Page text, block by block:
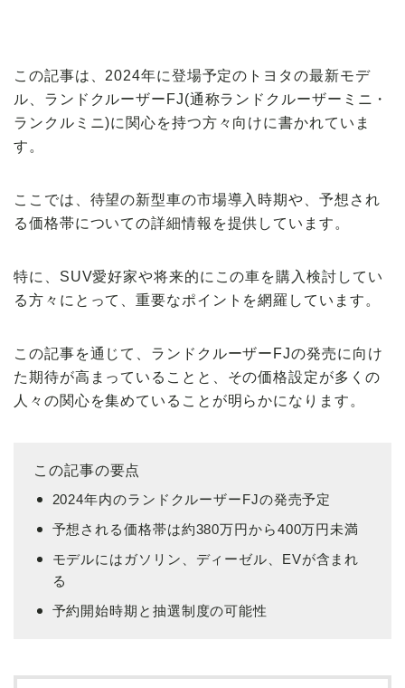
この記事は、2024年に登場予定のトヨタの最新モデ
ル、ランドクルーザーFJ(通称ランドクルーザーミニ・
ランクルミニ)に関心を持つ方々向けに書かれていま
す。
ここでは、待望の新型車の市場導入時期や、予想され
る価格帯についての詳細情報を提供しています。
特に、SUV愛好家や将来的にこの車を購入検討してい
る方々にとって、重要なポイントを網羅しています。
この記事を通じて、ランドクルーザーFJの発売に向け
た期待が高まっていることと、その価格設定が多くの
人々の関心を集めていることが明らかになります。
この記事の要点
2024年内のランドクルーザーFJの発売予定
予想される価格帯は約380万円から400万円未満
モデルにはガソリン、ディーゼル、EVが含まれ
る
予約開始時期と抽選制度の可能性